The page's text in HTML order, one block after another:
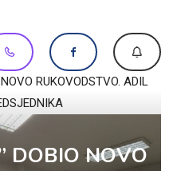
RUKOVODSTVO. ADIL
DOBIO NOVO